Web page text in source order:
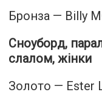
Бронза — Billy
Сноуборд,
слалом, жінки
Золото — Ester